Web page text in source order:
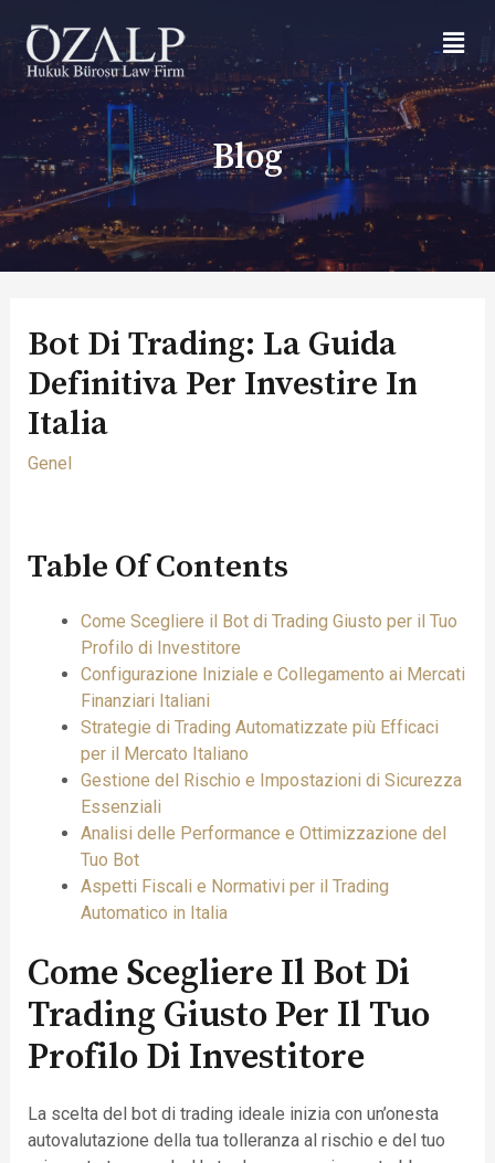
Blog
Bot Di Trading: La Guida
Definitiva Per Investire In
Italia
Genel
Table Of Contents
Come Scegliere il Bot di Trading Giusto per il Tuo
Profilo di Investitore
Configurazione Iniziale e Collegamento ai Mercati
Finanziari Italiani
Strategie di Trading Automatizzate più Efficaci
per il Mercato Italiano
Gestione del Rischio e Impostazioni di Sicurezza
Essenziali
Analisi delle Performance e Ottimizzazione del
Tuo Bot
Aspetti Fiscali e Normativi per il Trading
Automatico in Italia
Come Scegliere Il Bot Di
Trading Giusto Per Il Tuo
Profilo Di Investitore
La scelta del bot di trading ideale inizia con un’onesta
autovalutazione della tua tolleranza al rischio e del tuo